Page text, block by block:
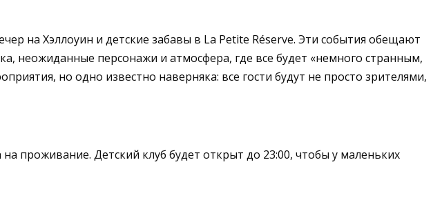
на Хэллоуин и детские забавы в La Petite Réserve. Эти события обещают
неожиданные персонажи и атмосфера, где все будет «немного странным,
но одно известно наверняка: все гости будут не просто зрителями,
проживание. Детский клуб будет открыт до 23:00, чтобы у маленьких